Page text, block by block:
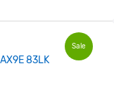
Sale
83LK